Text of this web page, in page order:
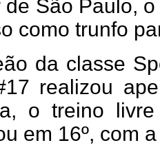
de São Paulo,
como trunfo
da classe
realizou
o treino
em 16º, com